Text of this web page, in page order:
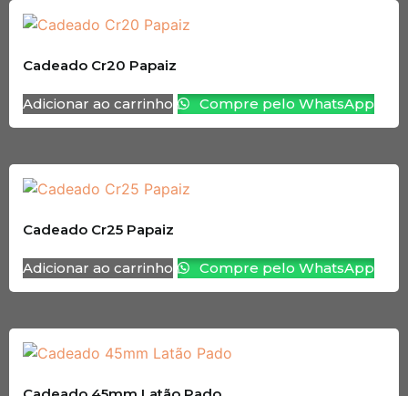
Cadeado Cr20 Papaiz
Adicionar ao carrinho Compre pelo WhatsApp
Cadeado Cr25 Papaiz
Adicionar ao carrinho Compre pelo WhatsApp